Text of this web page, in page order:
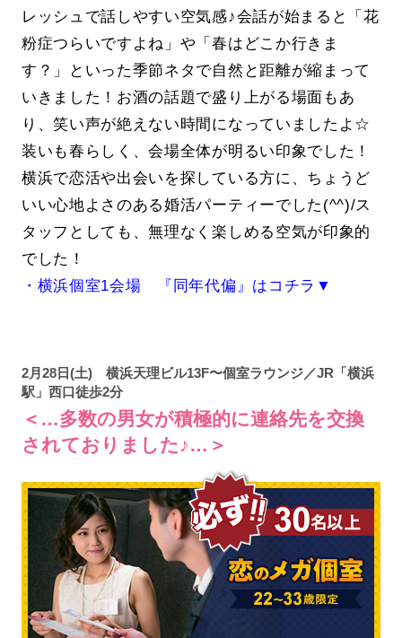
レッシュで話しやすい空気感♪会話が始まると「花
粉症つらいですよね」や「春はどこか行きま
す？」といった季節ネタで自然と距離が縮まって
いきました！お酒の話題で盛り上がる場面もあ
り、笑い声が絶えない時間になっていましたよ☆
装いも春らしく、会場全体が明るい印象でした！
横浜で恋活や出会いを探している方に、ちょうど
いい心地よさのある婚活パーティーでした(^^)/ス
タッフとしても、無理なく楽しめる空気が印象的
でした！
・横浜個室1会場 『同年代偏』はコチラ▼
2月28日(土) 横浜天理ビル13F〜個室ラウンジ／JR「横浜
駅」西口徒歩2分
＜…多数の男女が積極的に連絡先を交換
されておりました♪…＞